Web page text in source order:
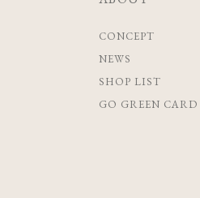
CONCEPT
NEWS
SHOP LIST
GO GREEN CARD